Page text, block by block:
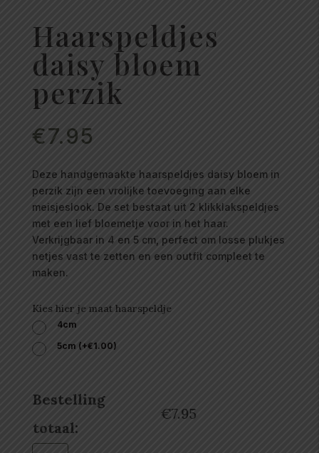
Haarspeldjes
daisy bloem
perzik
€7.95
Deze handgemaakte haarspeldjes daisy bloem in
perzik zijn een vrolijke toevoeging aan elke
meisjeslook. De set bestaat uit 2 klikklakspeldjes
met een lief bloemetje voor in het haar.
Verkrijgbaar in 4 en 5 cm, perfect om losse plukjes
netjes vast te zetten en een outfit compleet te
maken.
Kies hier je maat haarspeldje
4cm
5cm (+€1.00)
Bestelling
totaal:
€7.95
Haarspeldjes